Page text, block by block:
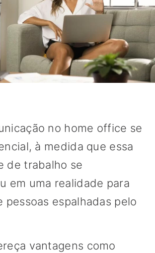
no home office se
à medida que essa
de trabalho se
em uma realidade para
pessoas espalhadas pelo
vantagens como